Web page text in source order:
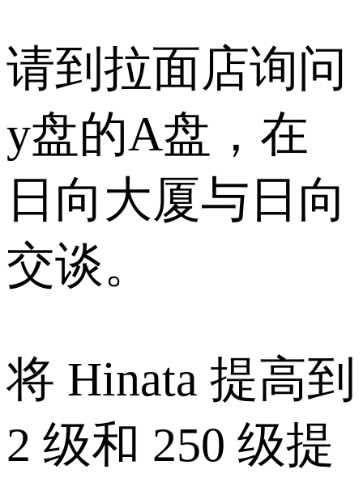
请到拉面店询问
y盘的A盘，在
日向大厦与日向
交谈。
将 Hinata 提高到
2 级和 250 级提